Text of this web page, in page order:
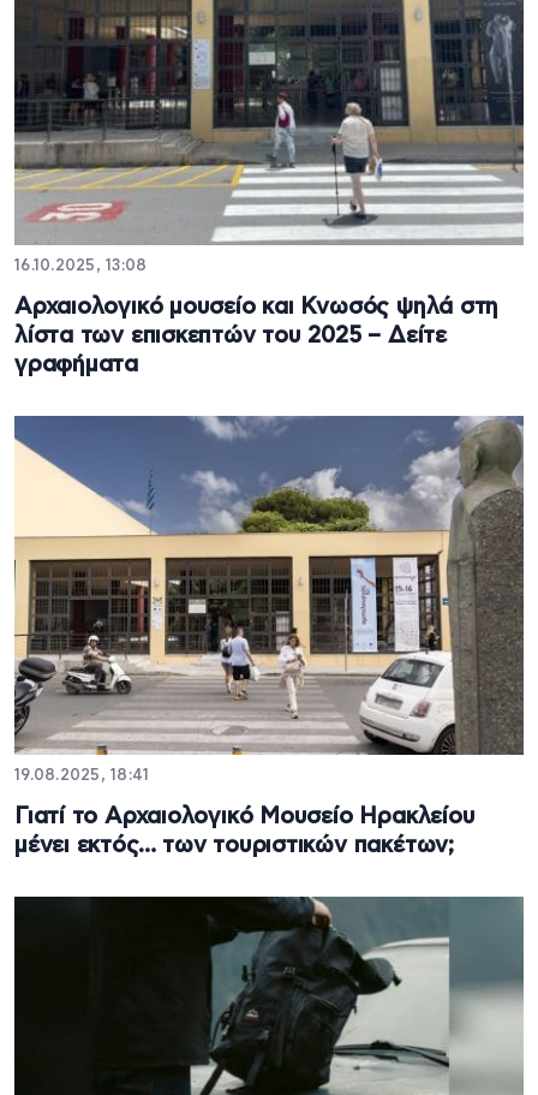
16.10.2025, 13:08
Αρχαιολογικό μουσείο και Κνωσός ψηλά στη
λίστα των επισκεπτών του 2025 – Δείτε
γραφήματα
19.08.2025, 18:41
Γιατί το Αρχαιολογικό Μουσείο Ηρακλείου
μένει εκτός… των τουριστικών πακέτων;